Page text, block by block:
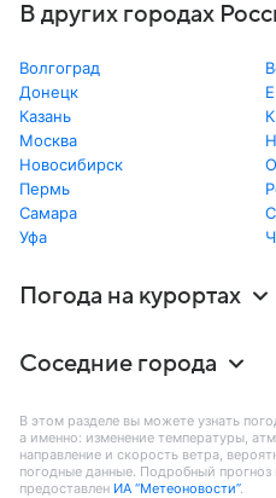
В других городах
Волгоград
Донецк
Казань
Москва
Новосибирск
Пермь
Самара
Уфа
Погода на курортах
Соседние города
В этом разделе вы можете узнать
а именно: изменение температуры,
направление и скорость ветра,
погодные данные. Подробный
предоставлен ИА “Метеоновости”.